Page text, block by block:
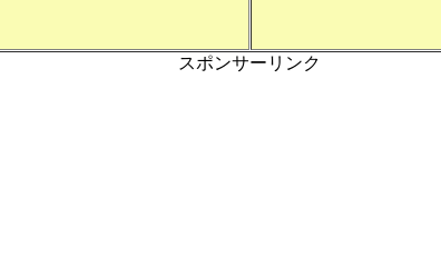
スポンサーリンク